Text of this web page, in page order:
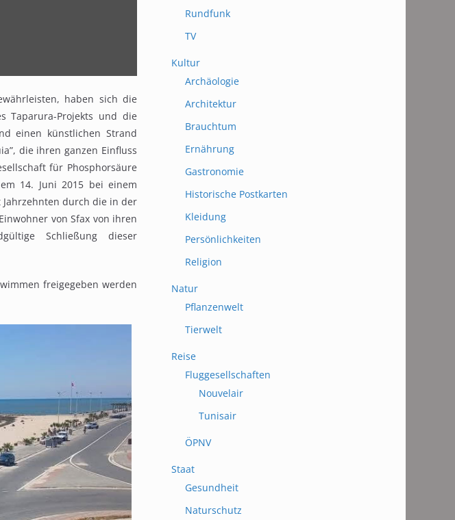
haben sich die
Taparura-Projekts und die
einen künstlichen Strand
die ihren ganzen Einfluss
für Phosphorsäure
14. Juni 2015 bei einem
durch die in der
von Sfax von ihren
Schließung dieser
freigegeben werden
Rundfunk
TV
Kultur
Archäologie
Architektur
Brauchtum
Ernährung
Gastronomie
Historische Postkarten
Kleidung
Persönlichkeiten
Religion
Natur
Pflanzenwelt
Tierwelt
Reise
Fluggesellschaften
Nouvelair
Tunisair
ÖPNV
Staat
Gesundheit
Naturschutz